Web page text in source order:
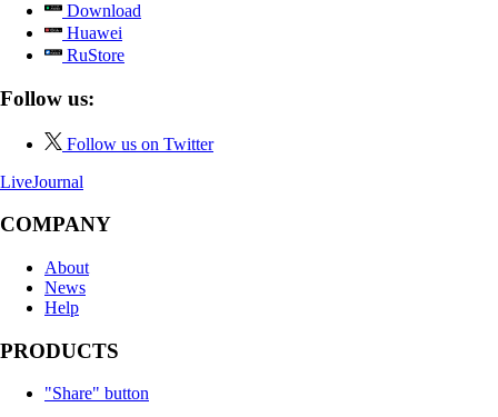
Download
Huawei
RuStore
Follow us:
Follow us on Twitter
LiveJournal
COMPANY
About
News
Help
PRODUCTS
"Share" button